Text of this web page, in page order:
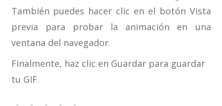
También puedes hacer clic en el botón Vista
previa para probar la animación en una
ventana del navegador.
Finalmente, haz clic en Guardar para guardar
tu GIF.